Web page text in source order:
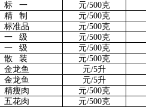
标 一
元/500克
精 制
元/500克
标准品
元/500克
一 级
元/500克
一 级
元/500克
散 装
元/500克
金龙鱼
元/5升
金龙鱼
元/5升
精瘦肉
元/500克
五花肉
元/500克